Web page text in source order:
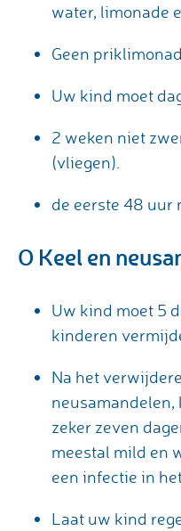
water, limonade
Geen
Uw kind moet
2 weken niet
(vliegen).
de eerste 48 uur
O Keel en
Uw kind moet 5
kinderen
Na het
neusamandelen,
zeker zeven
meestal mild en
een infectie in
Laat uw kind